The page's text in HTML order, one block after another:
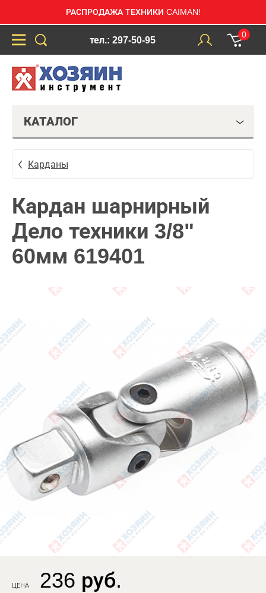
РАСПРОДАЖА ТЕХНИКИ CAIMAN!
тел.: 297-50-95
0
КАТАЛОГ
Карданы
Кардан шарнирный
Дело техники 3/8"
60мм 619401
ЦЕНА 236 руб.